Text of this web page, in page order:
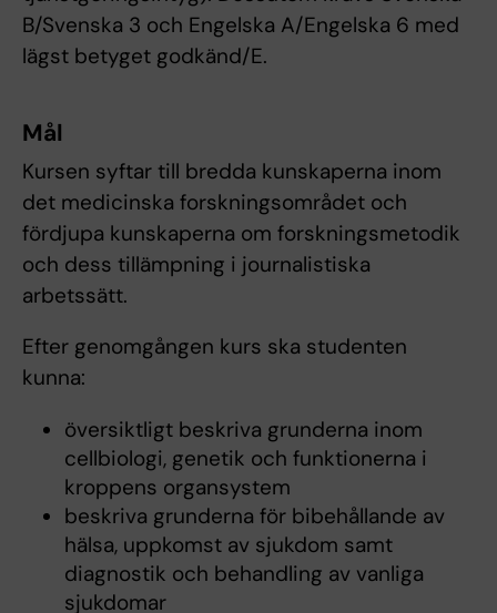
B/Svenska 3 och Engelska A/Engelska 6 med
lägst betyget godkänd/E.
Mål
Kursen syftar till bredda kunskaperna inom
det medicinska forskningsområdet och
fördjupa kunskaperna om forskningsmetodik
och dess tillämpning i journalistiska
arbetssätt.
Efter genomgången kurs ska studenten
kunna:
översiktligt beskriva grunderna inom
cellbiologi, genetik och funktionerna i
kroppens organsystem
beskriva grunderna för bibehållande av
hälsa, uppkomst av sjukdom samt
diagnostik och behandling av vanliga
sjukdomar